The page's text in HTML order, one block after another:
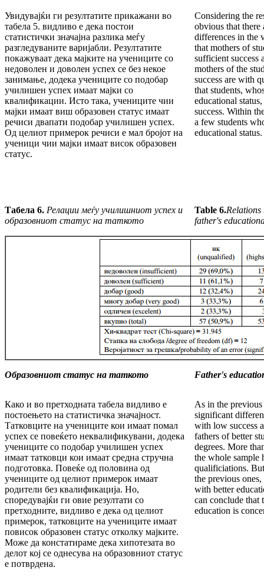
Увидувајќи ги резултатите прикажани во
табела 5. видливо е дека постои
статистички значајна разлика меѓу
разгледуваните варијабли. Резултатите
покажуваат дека мајките на учениците со
недоволен и доволен успех се без некое
занимање, додека учениците со подобар
училишен успех имаат мајки со
квалификации. Исто така, учениците чии
мајки имаат виш образовен статус имаат
речиси двапати подобар училишен успех.
Од целиот примерок речиси е мал бројот на
ученици чии мајки имаат висок образовен
статус.
Considering the
obvious that
differences in the
that mothers of
sufficient success
mothers of the
success are with
that students,
educational
success. Within
a few students
educational status.
Табела 6. Релации меѓу училишниот успех и
образовниот статус на таткото
Table 6.Relations
father's
Образовниот статус на таткото Father's
Како и во претходната табела видливо е
постоењето на статистичка значајност.
Татковците на учениците кои имаат помал
успех се повеќето неквалификувани, додека
учениците со подобар училишен успех
имаат татковци кои имаат средна стручна
подготовка. Повеќе од половина од
учениците од целиот примерок имаат
родители без квалификација. Но,
споредувајќи ги овие резултати со
претходните, видливо е дека од целиот
примерок, татковците на учениците имаат
повисок образовен статус отколку мајките.
Може да констатираме дека хипотезата во
делот кој се однесува на образовниот статус
е потврдена.
As in the
significant
with low success
fathers of better
degrees. More
the whole sample
qualificiations.
the previous ones,
with better
can conclude that
education is